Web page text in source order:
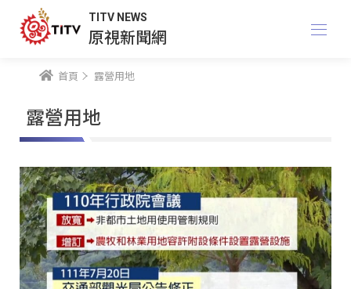
TITV NEWS
原視新聞網
首頁 露營用地
露營用地